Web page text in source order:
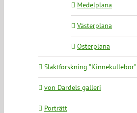
Medelplana
Västerplana
Österplana
Släktforskning ”Kinnekullebor”
von Dardels galleri
Porträtt